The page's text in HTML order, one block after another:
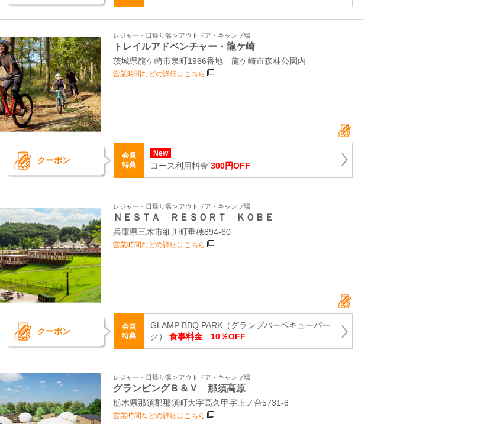
レジャー・日帰り湯 > アウトドア・キャンプ場
トレイルアドベンチャー・龍ケ崎
茨城県龍ケ崎市泉町1966番地 龍ケ崎市森林公園内
営業時間などの詳細はこちら
クーポン
会員
特典
New
コース利用料金 300円OFF
レジャー・日帰り湯 > アウトドア・キャンプ場
ＮＥＳＴＡ ＲＥＳＯＲＴ ＫＯＢＥ
兵庫県三木市細川町垂穂894-60
営業時間などの詳細はこちら
クーポン
会員
特典
GLAMP BBQ PARK（グランプバーベキューパー
ク） 食事料金 10％OFF
レジャー・日帰り湯 > アウトドア・キャンプ場
グランピングＢ＆Ｖ 那須高原
栃木県那須郡那須町大字高久甲字上ノ台5731-8
営業時間などの詳細はこちら